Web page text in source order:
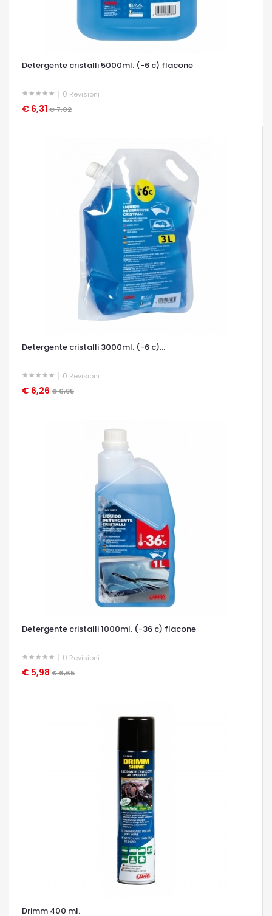
Detergente cristalli 5000ml. (-6 c) flacone
0 Revisioni
€ 6,31 € 7,02
OCCHIATA VELOCE
Detergente cristalli 3000ml. (-6 c)...
0 Revisioni
€ 6,26 € 6,95
OCCHIATA VELOCE
Detergente cristalli 1000ml. (-36 c) flacone
0 Revisioni
€ 5,98 € 6,65
OCCHIATA VELOCE
Drimm 400 ml.